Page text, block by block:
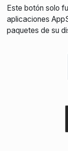
Este botón solo
aplicaciones
paquetes de su